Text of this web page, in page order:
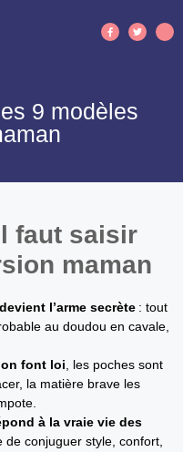
9 modèles
faut saisir
maman
l’arme secrète : tout
au doudou en cavale,
font loi , les poches sont
la matière brave les
à la vraie vie des
conjuguer style, confort,